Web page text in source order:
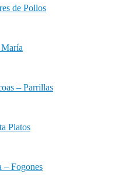
de Pollos
– Parrillas
Platos
– Fogones